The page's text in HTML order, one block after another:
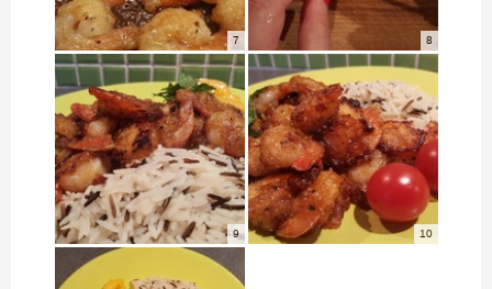
7 8
9 10